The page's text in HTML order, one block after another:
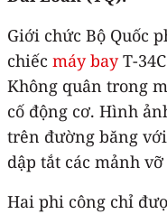
Giới chức Bộ Quốc
chiếc máy bayT-
Không quân trong
cố động cơ. Hình
trên đường băng
dập tắt các mảnh
Hai phi công chỉ